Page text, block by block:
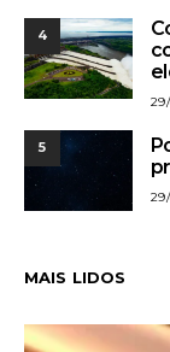
4
5
MAIS LIDOS